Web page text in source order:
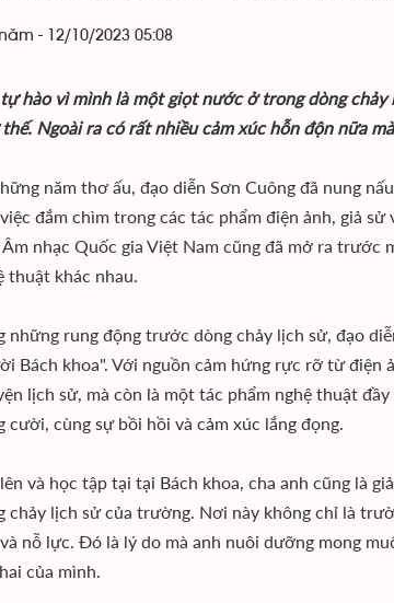
năm - 12/10/2023 05:08
tự hào vì mình là một giọt nước ở trong dòng
Ngoài ra có rất nhiều cảm xúc hỗn độn nữa
năm thơ ấu, đạo diễn Sơn Cuông đã nung
đắm chìm trong các tác phẩm điện ảnh, giả
nhạc Quốc gia Việt Nam cũng đã mở ra trước
thuật khác nhau.
những rung động trước dòng chảy lịch sử, đạo
Bách khoa". Với nguồn cảm hứng rực rỡ từ điện
lịch sử, mà còn là một tác phẩm nghệ thuật
cười, cùng sự bồi hồi và cảm xúc lắng đọng.
và học tập tại tại Bách khoa, cha anh cũng là
chảy lịch sử của trường. Nơi này không chỉ là
nỗ lực. Đó là lý do mà anh nuôi dưỡng mong
của mình.